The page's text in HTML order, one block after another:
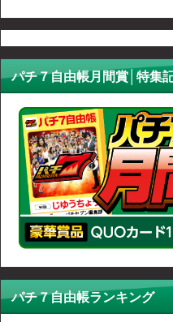
パチ７自由帳月間賞│特集
パチ７自由帳ランキング